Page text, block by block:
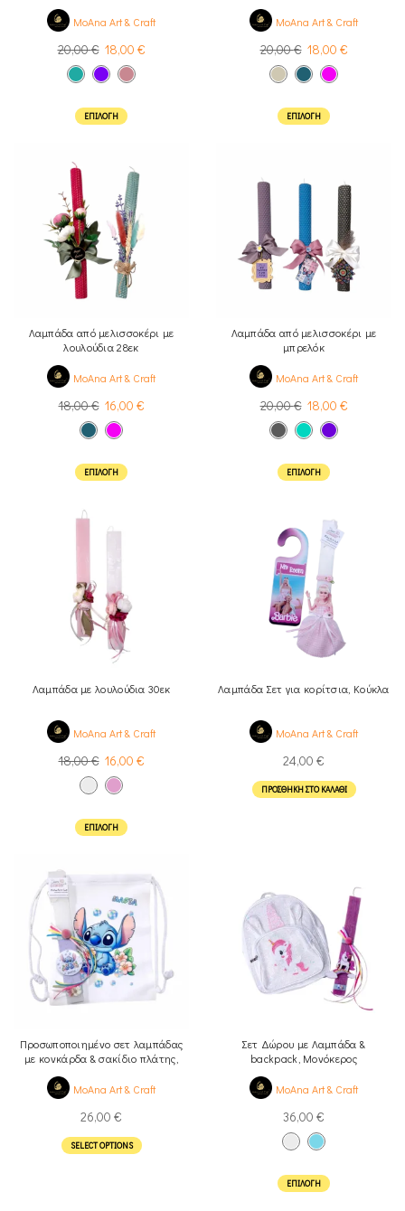
MoAna Art & Craft
20,00€ 18,00 €
ΕΠΙΛΟΓΉ
MoAna Art & Craft
20,00€ 18,00 €
ΕΠΙΛΟΓΉ
Λαμπάδα από μελισσοκέρι με
λουλούδια 28εκ
MoAna Art & Craft
18,00€ 16,00 €
ΕΠΙΛΟΓΉ
Λαμπάδα από μελισσοκέρι με
μπρελόκ
MoAna Art & Craft
20,00€ 18,00 €
ΕΠΙΛΟΓΉ
Λαμπάδα με λουλούδια 30εκ
MoAna Art & Craft
18,00€ 16,00 €
ΕΠΙΛΟΓΉ
Λαμπάδα Σετ για κορίτσια, Κούκλα
MoAna Art & Craft
24,00 €
ΠΡΟΣΘΉΚΗ ΣΤΟ ΚΑΛΆΘΙ
Προσωποποιημένο σετ λαμπάδας
με κονκάρδα & σακίδιο πλάτης,
MoAna Art & Craft
26,00 €
SELECT OPTIONS
Σετ Δώρου με Λαμπάδα &
backpack, Μονόκερος
MoAna Art & Craft
36,00 €
ΕΠΙΛΟΓΉ